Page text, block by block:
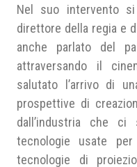
Nel suo intervento
direttore della regia e
anche parlato del
attraversando il
salutato l’arrivo di
prospettive di
dall’industria che
tecnologie usate
tecnologie di